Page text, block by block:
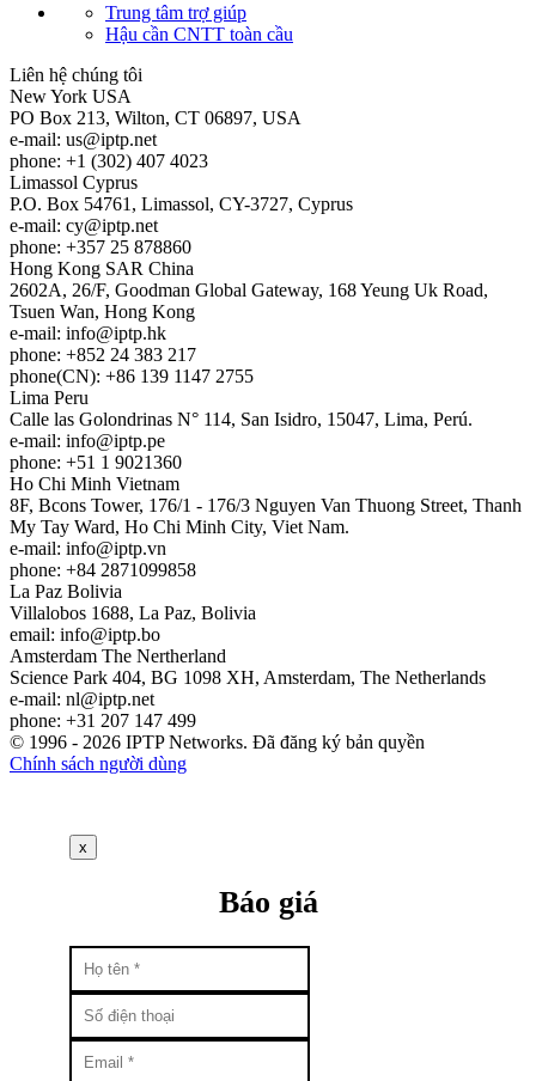
Trung tâm trợ giúp
Hậu cần CNTT toàn cầu
Liên hệ chúng tôi
New York USA
PO Box 213, Wilton, CT 06897, USA
e-mail: us
iptp.net
phone: +1 (302) 407 4023
Limassol Cyprus
P.O. Box 54761, Limassol, CY-3727, Cyprus
e-mail: cy
iptp.net
phone: +357 25 878860
Hong Kong SAR China
2602A, 26/F, Goodman Global Gateway, 168 Yeung Uk Road,
Tsuen Wan, Hong Kong
e-mail: info
iptp.hk
phone: +852 24 383 217
phone(CN): +86 139 1147 2755
Lima Peru
Calle las Golondrinas N° 114, San Isidro, 15047, Lima, Perú.
e-mail: info
iptp.pe
phone: +51 1 9021360
Ho Chi Minh Vietnam
8F, Bcons Tower, 176/1 - 176/3 Nguyen Van Thuong Street, Thanh
My Tay Ward, Ho Chi Minh City, Viet Nam.
e-mail: info
iptp.vn
phone: +84 2871099858
La Paz Bolivia
Villalobos 1688, La Paz, Bolivia
email: info
iptp.bo
Amsterdam The Nertherland
Science Park 404, BG 1098 XH, Amsterdam, The Netherlands
e-mail: nl
iptp.net
phone: +31 207 147 499
© 1996 - 2026 IPTP Networks. Đã đăng ký bản quyền
Chính sách người dùng
x
Báo giá